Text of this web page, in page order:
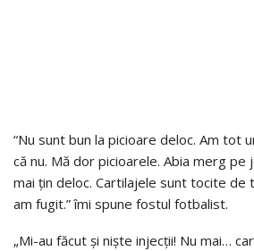
“Nu sunt bun la picioare deloc. Am tot
că nu. Mă dor picioarele. Abia merg pe
mai țin deloc. Cartilajele sunt tocite
am fugit.” îmi spune fostul fotbalist.
„Mi-au făcut și niște injecții! Nu mai…